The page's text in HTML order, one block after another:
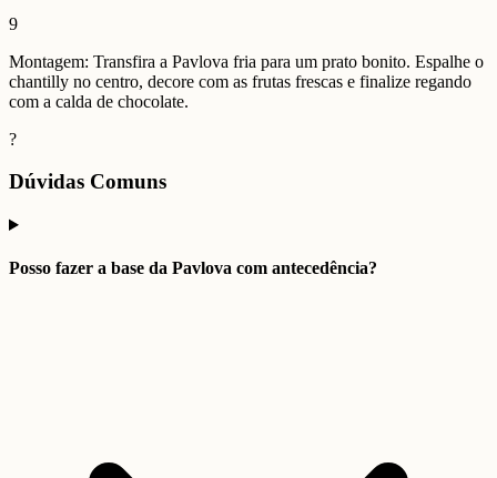
9
Montagem: Transfira a Pavlova fria para um prato bonito. Espalhe o
chantilly no centro, decore com as frutas frescas e finalize regando
com a calda de chocolate.
?
Dúvidas Comuns
Posso fazer a base da Pavlova com antecedência?